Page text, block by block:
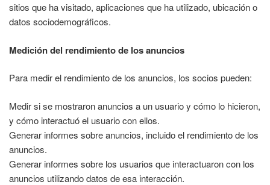
sitios que ha visitado, aplicaciones que ha utilizado, ubicación o
datos sociodemográficos.
Medición del rendimiento de los anuncios
Para medir el rendimiento de los anuncios, los socios pueden:
Medir si se mostraron anuncios a un usuario y cómo lo hicieron,
y cómo interactuó el usuario con ellos.
Generar informes sobre anuncios, incluido el rendimiento de los
anuncios.
Generar informes sobre los usuarios que interactuaron con los
anuncios utilizando datos de esa interacción.